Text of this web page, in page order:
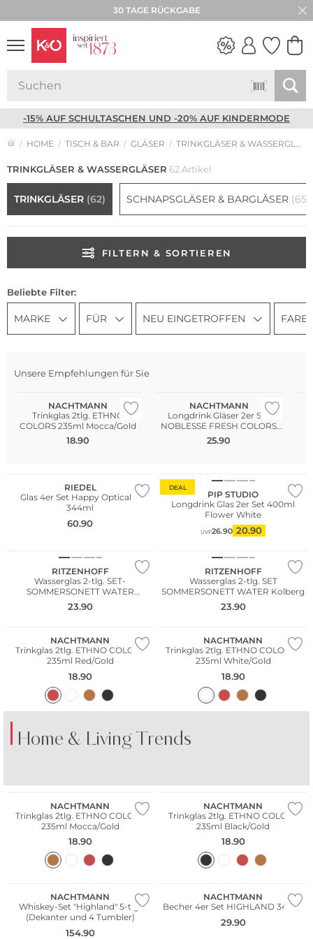
30 TAGE RÜCKGABE
-15% AUF SCHULTASCHEN UND -20% AUF KINDERMODE
HOME TISCH & BAR GLÄSER TRINKGLÄSER & WASSERGLÄSER
TRINKGLÄSER & WASSERGLÄSER 62 Artikel
TRINKGLÄSER (62) SCHNAPSGLÄSER & BARGLÄSER (65)
FILTERN & SORTIEREN
Beliebte Filter:
MARKE FÜR NEU EINGETROFFEN
Unsere Empfehlungen für Sie
NEU
NACHTMANN
Trinkglas 2tlg. ETHNO
COLORS 235ml Mocca/Gold
18.90
NACHTMANN
Longdrink Gläser 2er Set
NOBLESSE FRESH COLORS
Aqua
25.90
RIEDEL
Glas 4er Set Happy Optical O
344ml
60.90
DEAL
PIP STUDIO
Longdrink Glas 2er Set 400ml
Flower White
UVP26.90 20.90
RITZENHOFF
Wasserglas 2-tlg. SET-
SOMMERSONETT WATER
V.Rueden.Eikler
23.90
RITZENHOFF
Wasserglas 2-tlg. SET
SOMMERSONETT WATER Kolberg
23.90
NACHTMANN
Trinkglas 2tlg. ETHNO COLORS
235ml Red/Gold
18.90
NACHTMANN
Trinkglas 2tlg. ETHNO COLOLRS
235ml White/Gold
18.90
Home & Living Trends
NACHTMANN
Trinkglas 2tlg. ETHNO COLORS
235ml Mocca/Gold
18.90
NACHTMANN
Trinkglas 2tlg. ETHNO COLORS
235ml Black/Gold
18.90
NACHTMANN
Whiskey-Set "Highland" 5-tlg.
(Dekanter und 4 Tumbler)
154.90
NACHTMANN
Becher 4er Set HIGHLAND 345ml
29.90